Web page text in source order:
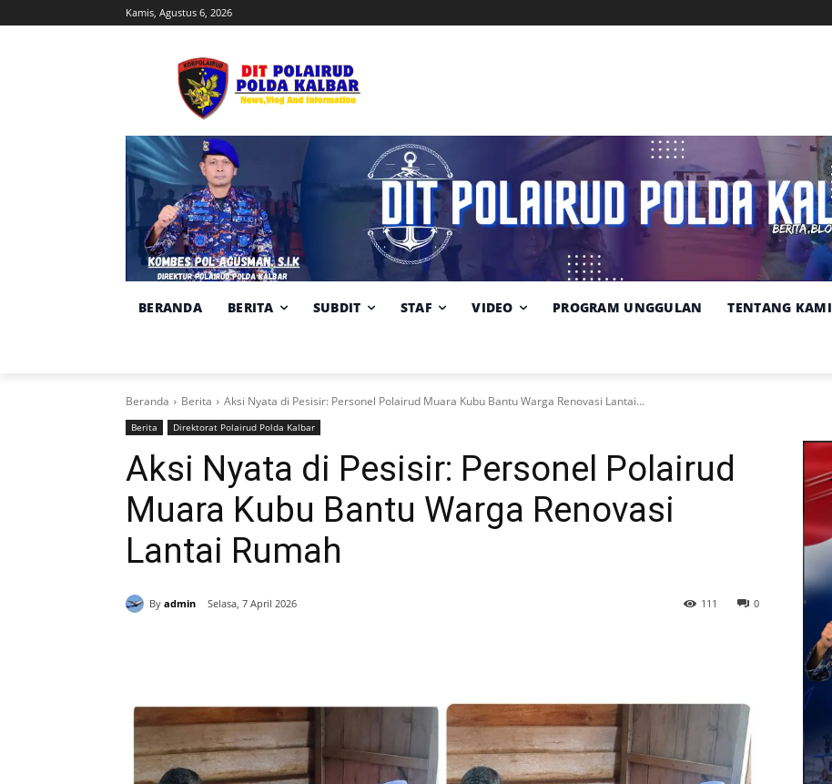
Kamis, Agustus 6, 2026
cuaca
BERANDA BERITA SUBDIT STAF VIDEO PROGRAM UNGGULAN TENTANG KAMI
Beranda Berita Aksi Nyata di Pesisir: Personel Polairud Muara Kubu Bantu Warga Renovasi Lantai...
Berita Direktorat Polairud Polda Kalbar
Aksi Nyata di Pesisir: Personel Polairud
Muara Kubu Bantu Warga Renovasi
Lantai Rumah
By admin Selasa, 7 April 2026 0
111